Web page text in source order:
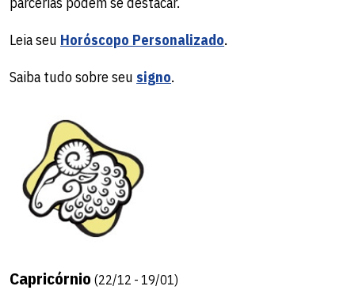
Leia seu Horóscopo Personalizado.
Saiba tudo sobre seu signo.
Capricórnio (22/12 - 19/01)